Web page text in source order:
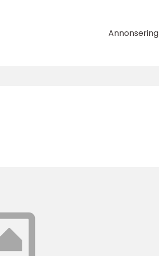
Annonsering